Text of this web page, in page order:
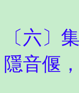
〔六〕
隱音偃